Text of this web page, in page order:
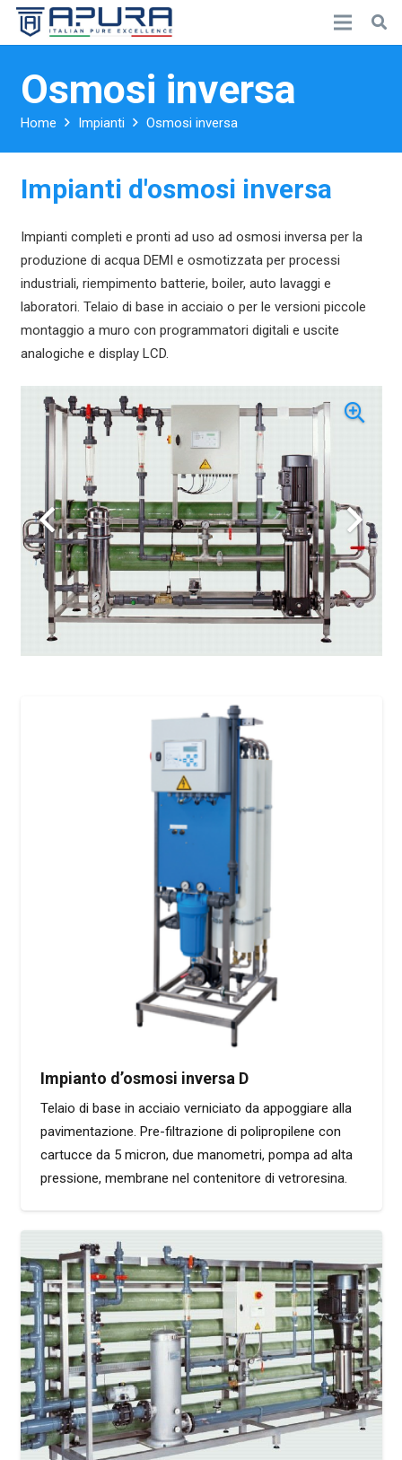
Osmosi inversa
Home Impianti Osmosi inversa
Impianti d'osmosi inversa
Impianti completi e pronti ad uso ad osmosi inversa per la
produzione di acqua DEMI e osmotizzata per processi
industriali, riempimento batterie, boiler, auto lavaggi e
laboratori. Telaio di base in acciaio o per le versioni piccole
montaggio a muro con programmatori digitali e uscite
analogiche e display LCD.
Impianto d’osmosi inversa D
Telaio di base in acciaio verniciato da appoggiare alla
pavimentazione. Pre-filtrazione di polipropilene con
cartucce da 5 micron, due manometri, pompa ad alta
pressione, membrane nel contenitore di vetroresina.